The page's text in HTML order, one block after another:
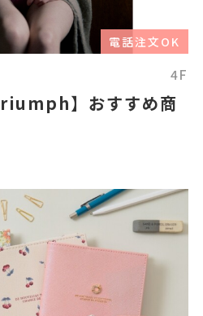
電話注文OK
4F
】おすすめ商